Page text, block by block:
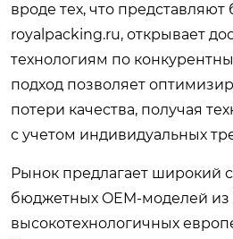
вроде тех, что представляют
royalpacking.ru, открывает
технологиям по
подход позволяет
потери качества, получая
с учетом индивидуальных
Рынок предлагает широкий
бюджетных OEM-моделей из
высокотехнологичных